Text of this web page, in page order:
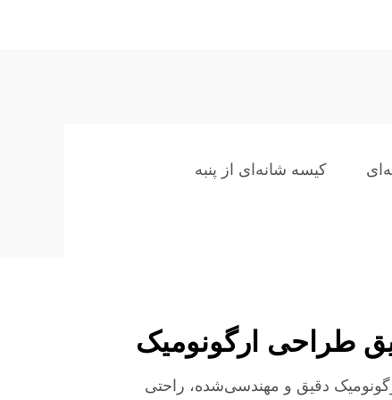
کیسه شانه‌ای از پنبه
طراحی ارگونومیک
دقیق و مهندسی‌شده، راحتی